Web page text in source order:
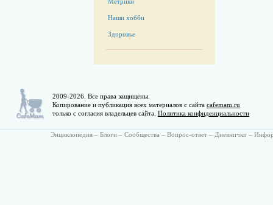
Наши хобби
Здоровье
2009-2026. Все права защищены.
Копирование и публикация всех материалов с сайта cafemam.ru
только с согласия владельцев сайта. Политика конфиденциальности
Энциклопедия – Блоги – Сообщества – Вопрос-ответ – Дневнички –